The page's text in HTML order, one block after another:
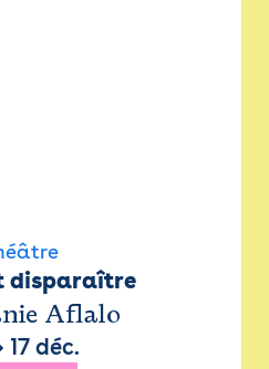
disparaître
Aflalo
17 déc.